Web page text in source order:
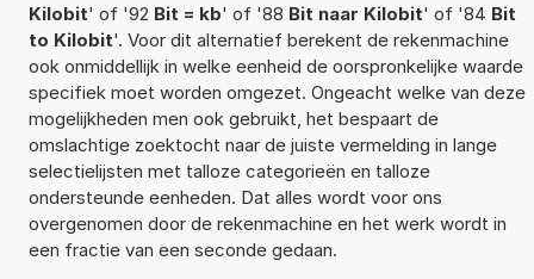
Kilobit' of '92 Bit = kb' of '88 Bit naar Kilobit' of '84 Bit
to Kilobit'. Voor dit alternatief berekent de rekenmachine
ook onmiddellijk in welke eenheid de oorspronkelijke waarde
specifiek moet worden omgezet. Ongeacht welke van deze
mogelijkheden men ook gebruikt, het bespaart de
omslachtige zoektocht naar de juiste vermelding in lange
selectielijsten met talloze categorieën en talloze
ondersteunde eenheden. Dat alles wordt voor ons
overgenomen door de rekenmachine en het werk wordt in
een fractie van een seconde gedaan.